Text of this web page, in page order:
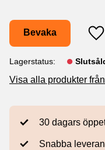
Bevaka
Lagerstatus
Visa alla produkter
30 dagars
Snabba